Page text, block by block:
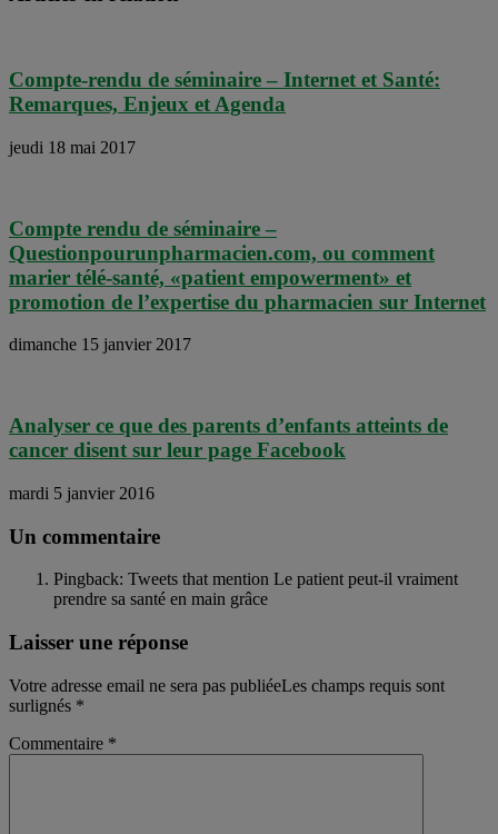
Compte-rendu de séminaire – Internet et Santé:
Remarques, Enjeux et Agenda
jeudi 18 mai 2017
Compte rendu de séminaire –
Questionpourunpharmacien.com, ou comment
marier télé-santé, «patient empowerment» et
promotion de l’expertise du pharmacien sur Internet
dimanche 15 janvier 2017
Analyser ce que des parents d’enfants atteints de
cancer disent sur leur page Facebook
mardi 5 janvier 2016
Un commentaire
Pingback: Tweets that mention Le patient peut-il vraiment
prendre sa santé en main grâce
Laisser une réponse
Votre adresse email ne sera pas publiéeLes champs requis sont
surlignés *
Commentaire *